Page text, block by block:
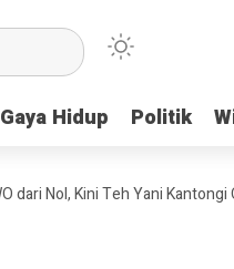
Gaya Hidup Politik
Gaya Hidup Politik
Kini Teh Yani Kantongi Omset